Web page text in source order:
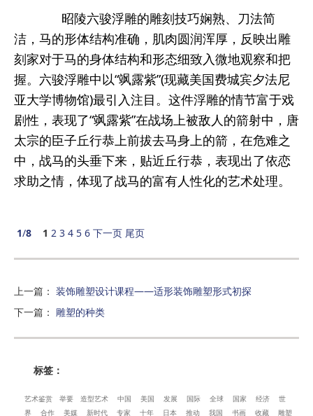
昭陵六骏浮雕的雕刻技巧娴熟、刀法简
洁，马的形体结构准确，肌肉圆润浑厚，反映出雕
刻家对于马的身体结构和形态细致入微地观察和把
握。六骏浮雕中以“飒露紫”(现藏美国费城宾夕法尼
亚大学博物馆)最引入注目。这件浮雕的情节富于戏
剧性，表现了“飒露紫”在战场上被敌人的箭射中，唐
太宗的臣子丘行恭上前拔去马身上的箭，在危难之
中，战马的头垂下来，贴近丘行恭，表现出了依恋
求助之情，体现了战马的富有人性化的艺术处理。
1/8 1 2 3 4 5 6 下一页 尾页
上一篇 ： 装饰雕塑设计课程——适形装饰雕塑形式初探
下一篇 ： 雕塑的种类
标签：
艺术鉴赏 举要 造型艺术 中国 美国 发展 国际 全球 国家 经济
世
界
合作 美媒 新时代 专家 十年 日本 推动 我国 书画 收藏 雕塑